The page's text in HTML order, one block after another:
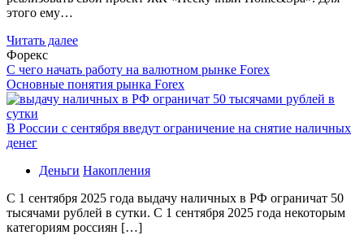
этого ему…
Читать далее
Форекс
С чего начать работу на валютном рынке Forex
Основные понятия рынка Forex
В России с сентября введут ограничение на снятие наличных
денег
Деньги Накопления
С 1 сентября 2025 года выдачу наличных в РФ ограничат 50
тысячами рублей в сутки. С 1 сентября 2025 года некоторым
категориям россиян […]